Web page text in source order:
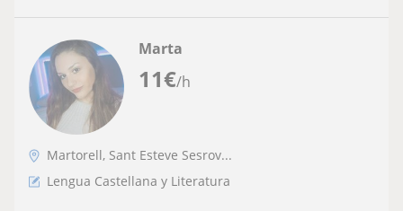
11€/h
Marta
Martorell, Sant Esteve Sesrov...
Lengua Castellana y Literatura